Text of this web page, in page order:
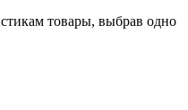
товары, выбрав одно